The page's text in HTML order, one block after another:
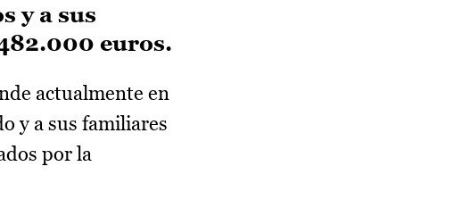
y a sus
euros.
actualmente en
y a sus familiares
por la